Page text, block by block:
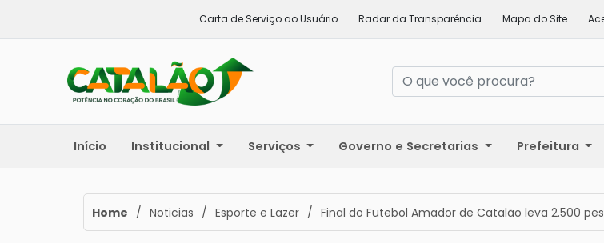
Carta de Serviço ao Usuário Radar da Transparência Mapa do Site
Início Institucional Serviços Governo e Secretarias Prefeitura
Home / Noticias / Esporte e Lazer / Final do Futebol Amador de Catalão leva 2.500